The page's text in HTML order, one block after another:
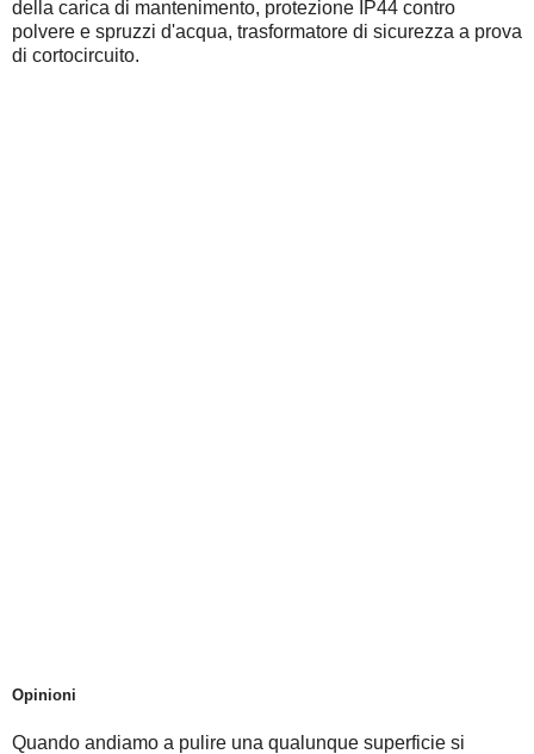
della carica di mantenimento, protezione IP44 contro
polvere e spruzzi d'acqua, trasformatore di sicurezza a prova
di cortocircuito.
Opinioni
Quando andiamo a pulire una qualunque superficie si